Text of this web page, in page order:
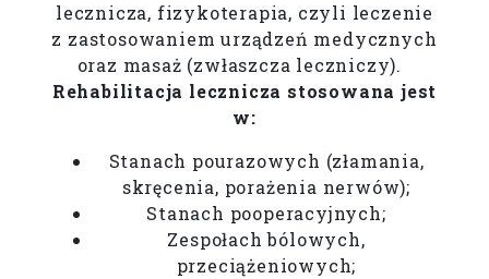
lecznicza, fizykoterapia, czyli leczenie
z zastosowaniem urządzeń medycznych
oraz masaż (zwłaszcza leczniczy).
Rehabilitacja lecznicza stosowana jest
w:
Stanach pourazowych (złamania,
skręcenia, porażenia nerwów);
Stanach pooperacyjnych;
Zespołach bólowych,
przeciążeniowych;